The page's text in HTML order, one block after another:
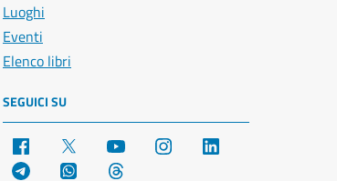
Luoghi
Eventi
Elenco libri
SEGUICI SU
Facebook YouTube Instagram
Telegram WhatsApp